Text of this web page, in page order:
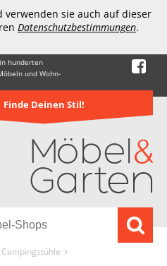
verwenden sie auch auf dieser
Datenschutzbestimmungen.
hunderten
und Wohn-
Finde Deinen Stil!
Campingstühle